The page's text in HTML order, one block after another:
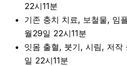
22시11분
기존 충치 치료, 보철물, 임
월29일 22시11분
잇몸 출혈, 붓기, 시림, 저
일 22시11분